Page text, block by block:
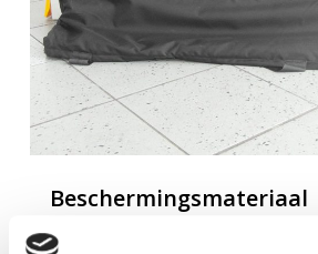
Beschermingsmateriaal